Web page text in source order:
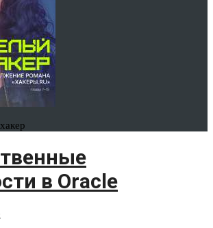
в Oracle